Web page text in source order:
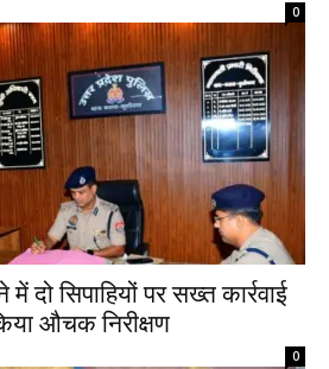
0
दो सिपाहियों पर सख्त कार्रवाई
औचक निरीक्षण
0